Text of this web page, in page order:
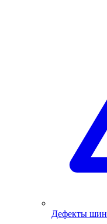
Дефекты шин